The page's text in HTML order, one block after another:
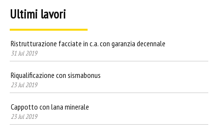
Ultimi lavori
Ristrutturazione facciate in c.a. con garanzia decennale
31 Jul 2019
Riqualificazione con sismabonus
23 Jul 2019
Cappotto con lana minerale
23 Jul 2019